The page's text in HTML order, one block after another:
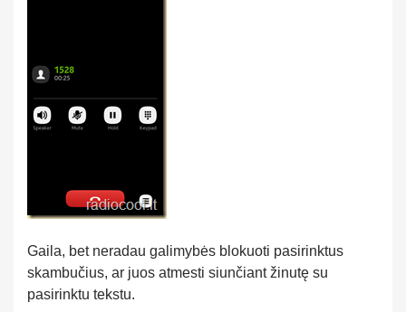
Gaila, bet neradau galimybės blokuoti pasirinktus
skambučius, ar juos atmesti siunčiant žinutę su
pasirinktu tekstu.